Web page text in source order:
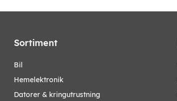
Sortiment
bil
hemelektronik
datorer & kringutrustning